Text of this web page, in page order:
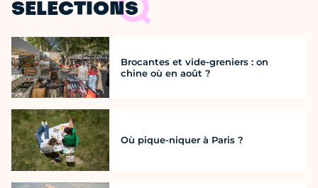
SÉLECTIONS
Brocantes et vide-greniers : on
chine où en août ?
Où pique-niquer à Paris ?